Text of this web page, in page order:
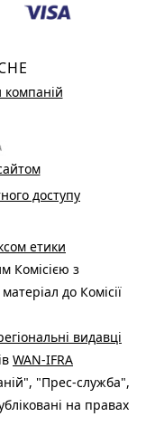
доступу
етики
Комісією з
до Комісії
видавці
WAN-IFRA
"Прес-служба",
на правах